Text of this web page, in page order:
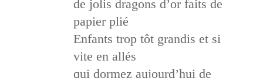
de jolis dragons d’or faits de
papier plié
Enfants trop tôt grandis et si
vite en allés
qui dormez aujourd’hui de